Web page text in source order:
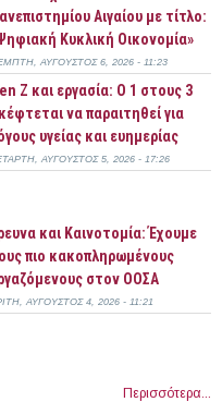
Αιγαίου με τίτλο:
Κυκλική Οικονομία»
ΑΎΓΟΥΣΤΟΣ 6, 2026 - 11:23
Z και εργασία: Ο 1 στους 3
να παραιτηθεί για
υγείας και ευημερίας
ΑΎΓΟΥΣΤΟΣ 5, 2026 - 17:26
και Καινοτομία: Έχουμε
πιο κακοπληρωμένους
στον ΟΟΣΑ
ΑΎΓΟΥΣΤΟΣ 4, 2026 - 11:21
Περισσότερα...